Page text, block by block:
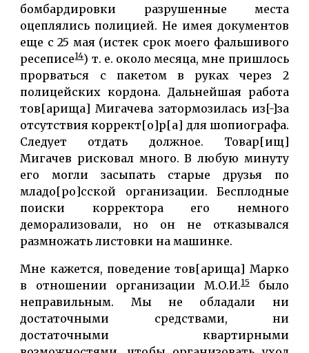
бомбардировки разрушенные места
оцеплялись полицией. Не имея документов
еще с 25 мая (истек срок моего фальшивого
ресеписе14) т. е. около месяца, мне пришлось
прорваться с пакетом в руках через 2
полицейских кордона. Дальнейшая работа
тов[арища] Мигачева затормозилась из[-]за
отсутствия коррект[о]р[а] для шопиографа.
Следует отдать должное. Товар[ищ]
Мигачев рисковал много. В любую минуту
его могли засыпать старые друзья по
младо[ро]сской организации. Бесплодные
поиски корректора его немного
деморализовали, но он не отказывался
размножать листовки на машинке.
Мне кажется, поведение тов[арища] Марко
в отношении организации М.О.И.15было
неправильным. Мы не обладали ни
достаточными средствами, ни
достаточными квартирными